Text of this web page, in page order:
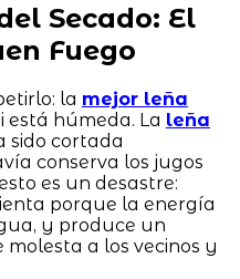
Secado: El
Fuego
la mejor leña
está húmeda. La leña
sido cortada
conserva los jugos
es un desastre:
porque la energía
y produce un
a los vecinos y